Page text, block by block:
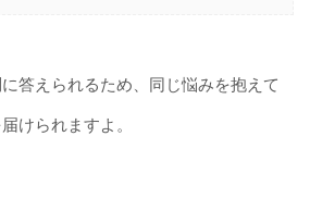
答えられるため、同じ悩みを抱えて
けられますよ。